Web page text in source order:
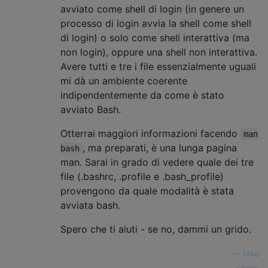
avviato come shell di login (in genere un
processo di login avvia la shell come shell
di login) o solo come shell interattiva (ma
non login), oppure una shell non interattiva.
Avere tutti e tre i file essenzialmente uguali
mi dà un ambiente coerente
indipendentemente da come è stato
avviato Bash.
Otterrai maggiori informazioni facendo
man
bash , ma preparati, è una lunga pagina
man. Sarai in grado di vedere quale dei tre
file (.bashrc, .profile e .bash_profile)
provengono da quale modalità è stata
avviata bash.
Spero che ti aiuti - se no, dammi un grido.
Mike